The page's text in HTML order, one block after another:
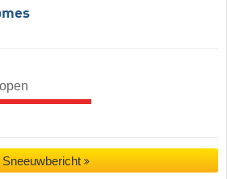
Sneeuwbericht